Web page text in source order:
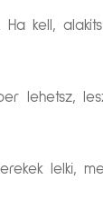
Ha kell,
lehetsz,
lelki,